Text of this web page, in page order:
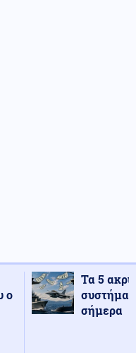
ο
Τα 5
σήμερα